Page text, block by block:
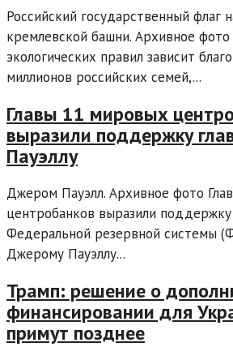
Российский государственный флаг
кремлевской башни. Архивное
экологических правил зависит
миллионов российских семей,...
Главы 11 мировых
выразили поддержку
Пауэллу
Джером Пауэлл. Архивное фото
центробанков выразили поддержку
Федеральной резервной системы
Джерому Пауэллу...
Трамп: решение о
финансировании для
примут позднее